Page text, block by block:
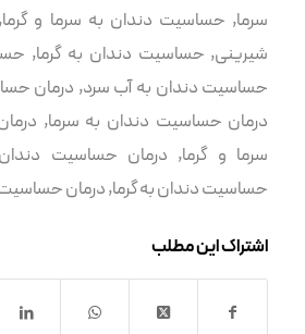
سرما, حساسیت دندان به سرما و گرما,
شیرینی, حساسیت دندان به گرما,
حساسیت دندان به آب سرد, درمان
درمان حساسیت دندان به سرما,
سرما و گرما, درمان حساسیت
حساسیت دندان به گرما,درمان حساسیت
اشتراک این مطلب